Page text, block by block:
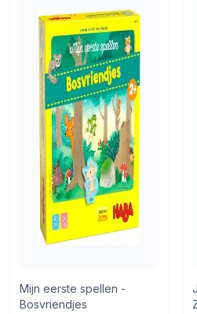
Mijn eerste spellen -
Bosvriendjes